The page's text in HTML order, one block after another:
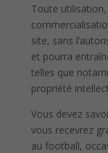
Toute
site, sans
et pourra
telles que
propriété
Vous devez
vous recevrez
au football,